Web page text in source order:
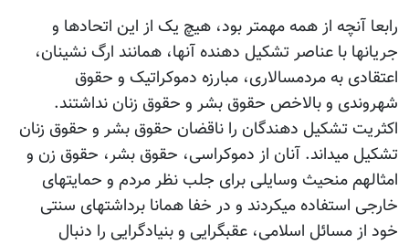
رابعا آنچه از همه مهمتر بود، هیچ یک از این اتحادها و
جریانها با عناصر تشکیل دهنده آنها، همانند ارگ نشینان،
اعتقادی به مردمسالاری، مبارزه دموکراتیک و حقوق
شهروندی و بالاخص حقوق بشر و حقوق زنان نداشتند.
اکثریت تشکیل دهندگان را ناقضان حقوق بشر و حقوق زنان
تشکیل میداند. آنان از دموکراسی، حقوق بشر، حقوق زن و
امثالهم منحیث وسایلی برای جلب نظر مردم و حمایتهای
خارجی استفاده میکردند و در خفا همانا برداشتهای سنتی
خود از مسائل اسلامی، عقبگرایی و بنیادگرایی را دنبال